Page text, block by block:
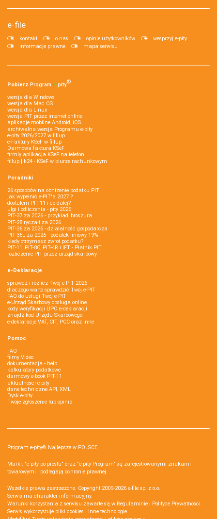
e-file
kontakt o nas opinie użytkowników
wesprzyj e-pity
informacje prawne
mapa serwisu
Pobierz Program e‑pity®
wersja dla Windows
wersja dla Mac OS
wersja dla Linux
wersja PIT przez internet online
aplikacje mobilne Android, iOS
archiwalna wersja Programu e-pity
e-pity 2026/2027 w fillup
e‑Faktury KSeF w fillup
Darmowa faktura KSeF
firmly aplikacja KSeF na telefon
fillup | k24 - KSeF w biurze rachunkowym
Poradniki
26 sposobów na obniżenie podatku PIT
jak wypełnić e-PIT'a 2027 ?
dostałem PIT-11 i co dalej?
ulgi i odliczenia - pity 2026
PIT-37 za 2026 - przykład, broszura
PIT-28 ryczałt za 2026
PIT-36 za 2026 - działalność gospodarcza
PIT-36L za 2026 - podatek liniowy 19%
kiedy otrzymasz zwrot podatku?
PIT-11, PIT-8C, PIT-4R i IFT - Płatnik PIT
rozliczenie PIT przez urząd skarbowy
e-Deklaracje
sprawdź i rozlicz Twój e PIT 2026
dlaczego warto sprawdzić Twój e-PIT
FAQ do usługi Twój e-PIT
e-Urząd Skarbowy obsługa online
kody weryfikacji UPO e-deklaracji
znajdź kod Urzędu Skarbowego
e-deklaracje VAT, CIT, PCC oraz inne
Pomoc
FAQ
filmy Video
dokumentacja - help
kalkulatory podatkowe
darmowy e-book PIT-11
aktualności e-pity
dane techniczne API, XML
Dysk e-pity
Twoje zgłoszenie lub opinia
Program e-pity® Najlepsze w POLSCE.
Marki: "e-pity po prostu" oraz "e-pity Program" są zarejestrowanymi znakami
towarowymi i podlegają ochronie prawnej.
Wszelkie prawa zastrzeżone. Copyright 2009-2026 e-file sp. z o.o.
Serwis ma charakter informacyjny.
Warunki korzystania z serwisu zawarte są w Regulaminie i Polityce Prywatności.
Serwis wykorzystuje pliki cookies i inne technologie.